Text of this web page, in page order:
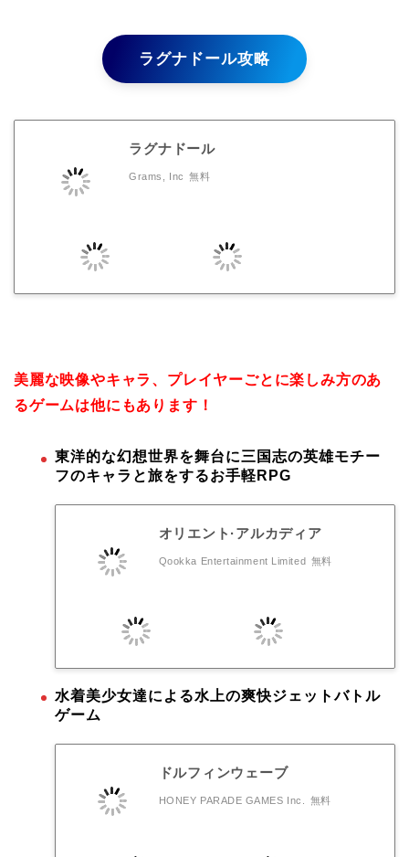
ラグナドール攻略
ラグナドール
Grams, Inc 無料
美麗な映像やキャラ、プレイヤーごとに楽しみ方のあ
るゲームは他にもあります！
東洋的な幻想世界を舞台に三国志の英雄モチー
フのキャラと旅をするお手軽RPG
オリエント·アルカディア
Qookka Entertainment Limited 無料
水着美少女達による水上の爽快ジェットバトル
ゲーム
ドルフィンウェーブ
HONEY PARADE GAMES Inc. 無料